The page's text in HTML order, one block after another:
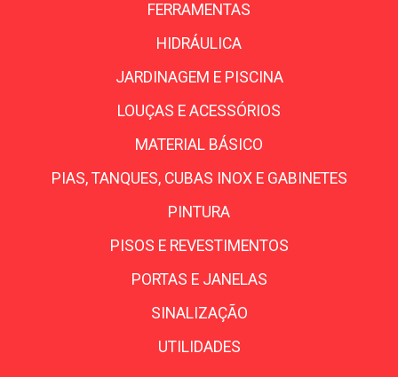
FERRAMENTAS
HIDRÁULICA
JARDINAGEM E PISCINA
LOUÇAS E ACESSÓRIOS
MATERIAL BÁSICO
PIAS, TANQUES, CUBAS INOX E GABINETES
PINTURA
PISOS E REVESTIMENTOS
PORTAS E JANELAS
SINALIZAÇÃO
UTILIDADES